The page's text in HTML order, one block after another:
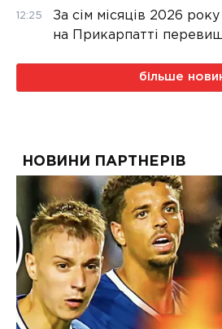
12:25
За сім місяців 2026
на Прикарпатті
більше